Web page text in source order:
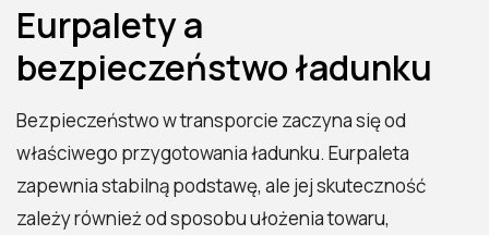
Eurpalety a
bezpieczeństwo ładunku
Bezpieczeństwo w transporcie zaczyna się od
właściwego przygotowania ładunku. Eurpaleta
zapewnia stabilną podstawę, ale jej skuteczność
zależy również od sposobu ułożenia towaru,